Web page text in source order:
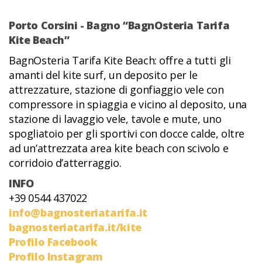
Porto Corsini - Bagno “BagnOsteria Tarifa
Kite Beach”
BagnOsteria Tarifa Kite Beach: offre a tutti gli
amanti del kite surf, un deposito per le
attrezzature, stazione di gonfiaggio vele con
compressore in spiaggia e vicino al deposito, una
stazione di lavaggio vele, tavole e mute, uno
spogliatoio per gli sportivi con docce calde, oltre
ad un’attrezzata area kite beach con scivolo e
corridoio d’atterraggio.
INFO
+39 0544 437022
info@bagnosteriatarifa.it
bagnosteriatarifa.it/kite
Profilo Facebook
Profilo Instagram